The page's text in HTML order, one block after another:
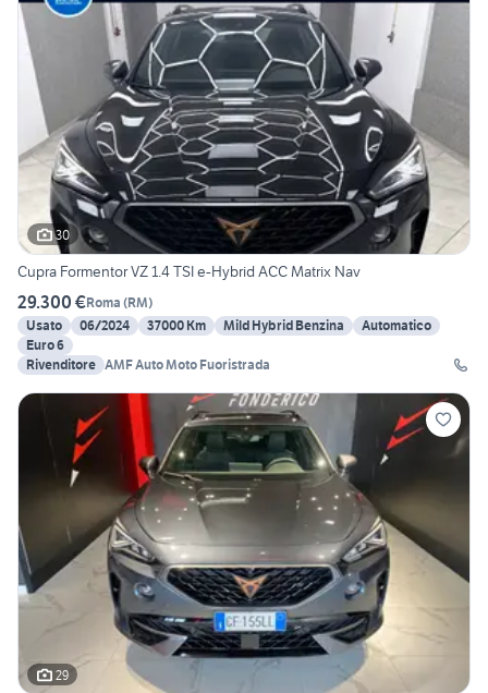
30
Cupra Formentor VZ 1.4 TSI e-Hybrid ACC Matrix Nav
29.300 €Roma (RM)
Usato
06/2024 37000 Km Mild Hybrid Benzina
Automatico
Euro 6
Rivenditore AMF Auto Moto Fuoristrada
29